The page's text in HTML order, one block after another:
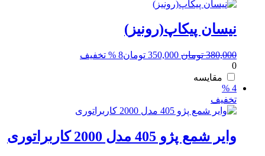
نیسان پیکاپ(رونیز)
380,000 تومان قیمت
350,000 تومان8 % تخفیف
0
مقایسه
4 %
تخفیف
وایر شمع پژو 405 مدل 2000 کاربراتوری